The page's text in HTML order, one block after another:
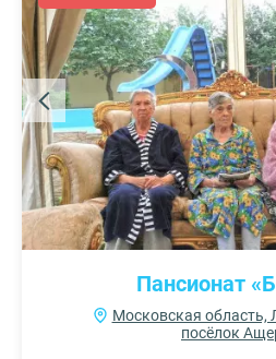
Пансионат
Московская область,
посёлок